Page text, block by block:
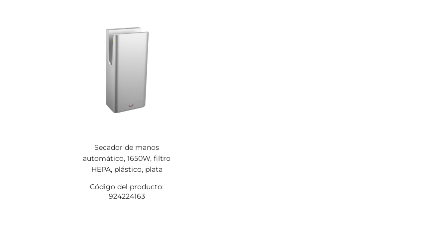
Secador de manos
automático, 1650W, filtro
HEPA, plástico, plata
Código del producto:
924224163